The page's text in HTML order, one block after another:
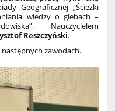
Geograficznej „Ścieżki
wiedzy o glebach –
Nauczycielem
Reszczyński.
zawodach.